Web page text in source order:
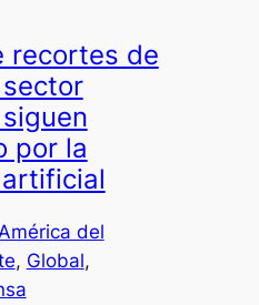
recortes de
por la
América del
, Global